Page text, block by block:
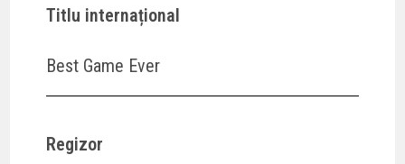
Titlu internațional
Best Game Ever
Regizor